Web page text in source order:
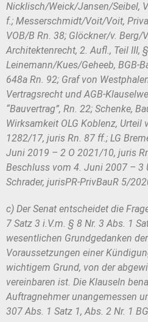
Nicklisch/Weick/Jansen/Seibel,
f.; Messerschmidt/Voit/Voit,
VOB/B Rn. 38; Glöckner/v. Berg/
Architektenrecht, 2. Aufl., Teil III,
Leinemann/Kues/Geheeb, BGB-
648a Rn. 92; Graf von
Vertragsrecht und AGB-
“Bauvertrag”, Rn. 22; Schenke,
Wirksamkeit OLG Koblenz,
1282/17, juris Rn. 87 ff.; LG
Juni 2019 – 2 O 2021/10, juris
Beschluss vom 4. Juni 2007 – 3
Schrader, jurisPR-PrivBauR 5/
c) Der Senat entscheidet die
7 Satz 3 i.V.m. § 8 Nr. 3 Abs. 1
wesentlichen Grundgedanken
Voraussetzungen einer
wichtigem Grund, von der
vereinbaren ist. Die Klauseln
Auftragnehmer unangemessen
307 Abs. 1 Satz 1, Abs. 2 Nr. 1